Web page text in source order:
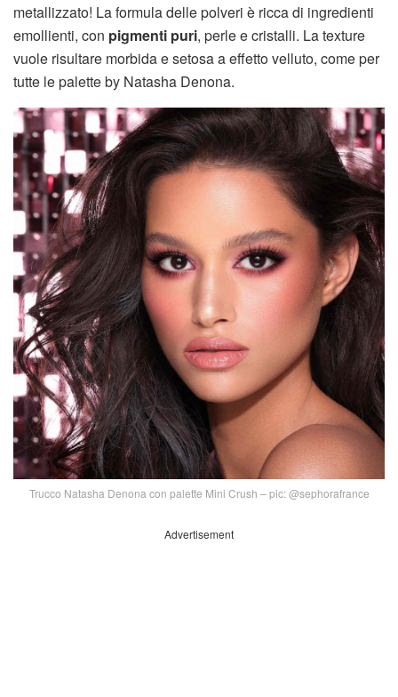
metallizzato! La formula delle polveri è ricca di ingredienti
emollienti, con pigmenti puri, perle e cristalli. La texture
vuole risultare morbida e setosa a effetto velluto, come per
tutte le palette by Natasha Denona.
Trucco Natasha Denona con palette Mini Crush – pic: @sephorafrance
Advertisement